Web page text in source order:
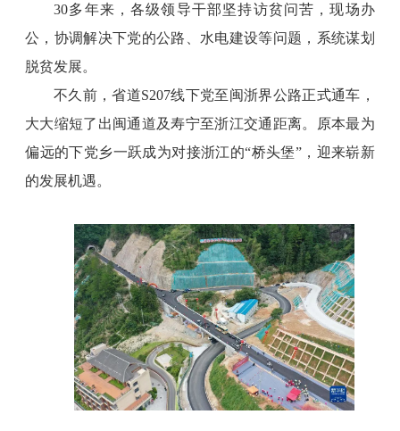
30多年来，各级领导干部坚持访贫问苦，现场办
公，协调解决下党的公路、水电建设等问题，系统谋划
脱贫发展。
不久前，省道S207线下党至闽浙界公路正式通车，
大大缩短了出闽通道及寿宁至浙江交通距离。原本最为
偏远的下党乡一跃成为对接浙江的“桥头堡”，迎来崭新
的发展机遇。